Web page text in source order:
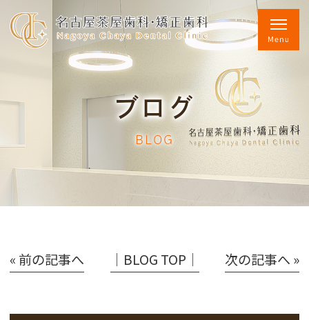
ブログ
BLOG
« 前の記事へ │BLOG TOP│ 次の記事へ »